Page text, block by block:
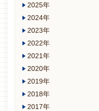
2025年
2024年
2023年
2022年
2021年
2020年
2019年
2018年
2017年